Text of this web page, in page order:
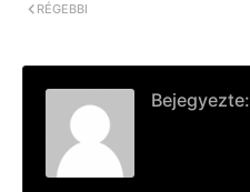
RÉGEBBI
Bejegyezte: